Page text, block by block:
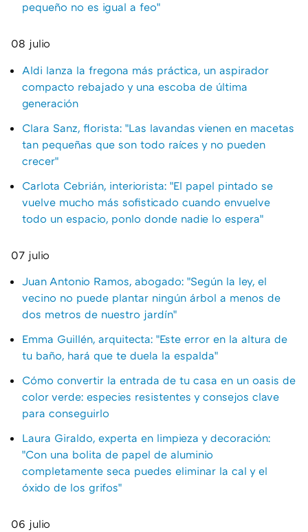
pequeño no es igual a feo"
08 julio
Aldi lanza la fregona más práctica, un aspirador
compacto rebajado y una escoba de última
generación
Clara Sanz, florista: "Las lavandas vienen en macetas
tan pequeñas que son todo raíces y no pueden
crecer"
Carlota Cebrián, interiorista: "El papel pintado se
vuelve mucho más sofisticado cuando envuelve
todo un espacio, ponlo donde nadie lo espera"
07 julio
Juan Antonio Ramos, abogado: "Según la ley, el
vecino no puede plantar ningún árbol a menos de
dos metros de nuestro jardín"
Emma Guillén, arquitecta: "Este error en la altura de
tu baño, hará que te duela la espalda"
Cómo convertir la entrada de tu casa en un oasis de
color verde: especies resistentes y consejos clave
para conseguirlo
Laura Giraldo, experta en limpieza y decoración:
"Con una bolita de papel de aluminio
completamente seca puedes eliminar la cal y el
óxido de los grifos"
06 julio